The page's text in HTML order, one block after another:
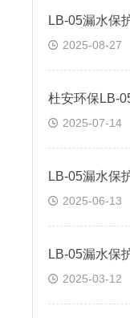
LB-05漏水保
2025-08-27
2025-07-14
LB-05漏水保
2025-06-13
LB-05漏水保
2025-03-12